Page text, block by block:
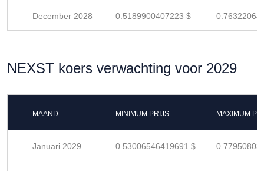
December 2028 0.5189900407223 $
NEXST koers verwachting voor 2029
MAAND MINIMUM PRIJS MAXIMUM
Januari 2029 0.53006546419691 $